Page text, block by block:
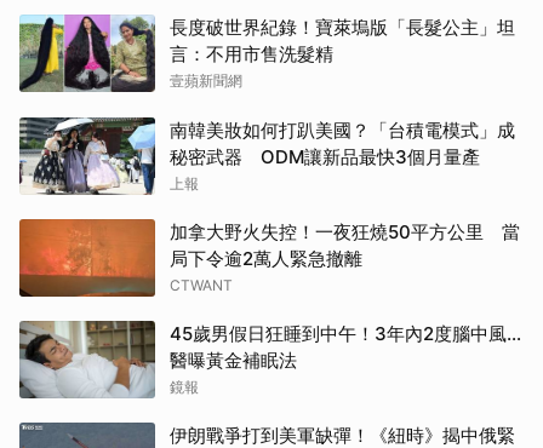
長度破世界紀錄！寶萊塢版「長髮公主」坦
言：不用市售洗髮精
壹蘋新聞網
南韓美妝如何打趴美國？「台積電模式」成
秘密武器 ODM讓新品最快3個月量產
上報
加拿大野火失控！一夜狂燒50平方公里 當
局下令逾2萬人緊急撤離
CTWANT
45歲男假日狂睡到中午！3年內2度腦中風…
醫曝黃金補眠法
鏡報
伊朗戰爭打到美軍缺彈！《紐時》揭中俄緊